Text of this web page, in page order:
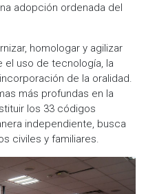
adopción ordenada del
homologar y agilizar
uso de tecnología, la
de la oralidad.
más profundas en la
los 33 códigos
independiente, busca
civiles y familiares.